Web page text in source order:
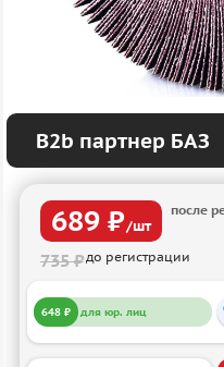
B2b партнер БАЗ
689 ₽/шт
после
735 ₽до регистрации
648 ₽ для юр. лиц